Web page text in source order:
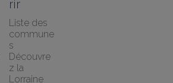
rir
Liste des
commune
s
Découvre
z la
Lorraine